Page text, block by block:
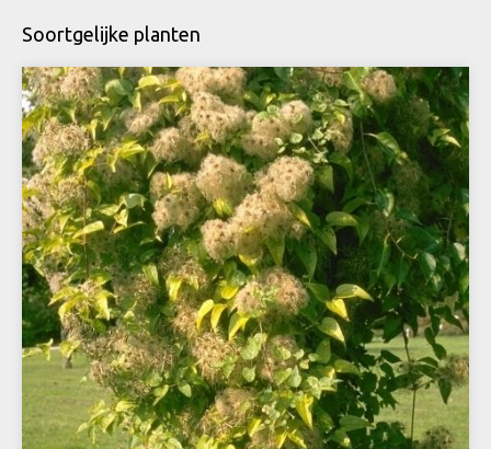
Soortgelijke planten